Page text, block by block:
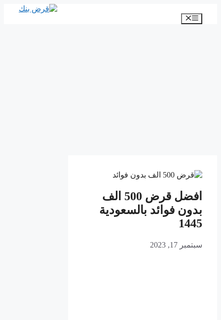
المحتوى
القائمة
افضل قرض 500 الف
بدون فوائد بالسعودية
1445
سبتمبر 17, 2023